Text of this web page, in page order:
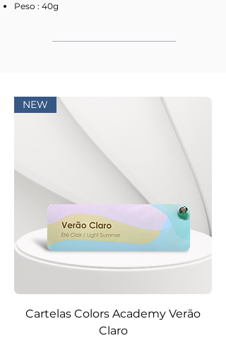
Peso : 40g
NEW
Cartelas Colors Academy Verão
Claro